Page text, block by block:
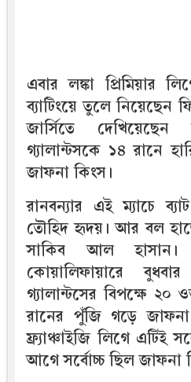
এবার লঙ্কা প্রিমিয়ার
ব্যাটিংয়ে তুলে নিয়েছেন
জার্সিতে
গ্যালান্টসকে ১৪ রানে
জাফনা কিংস।
রানবন্যার এই ম্যাচে
তৌহিদ হৃদয়। আর বল
সাকিব আল হাসান।
কোয়ালিফায়ারে
গ্যালান্টসের বিপক্ষে
রানের পুঁজি গড়ে জাফনা
ফ্র্যাঞ্চাইজি লিগে এটিই
আগে সর্বোচ্চ ছিল জাফনা